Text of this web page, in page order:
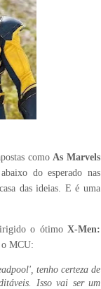
comoAs Marvels
do esperado nas
das ideias. E é uma
o ótimo X-Men:
o MCU:
tenho certeza de
Isso vai ser um